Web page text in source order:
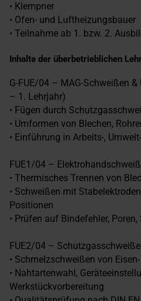
• Klempner
• Ofen- und Luftheizungsbauer
• Teilnahme ab 1. bzw. 2.
Inhalte der überbetrieblichen
G-FUE/04 – MAG-Schweißen
– 1. Lehrjahr)
• Fügen durch
• Umformen von Blechen,
• Einführung in Arbeits-,
FUE1/04 –
• Thermisches Trennen von
• Schweißen mit
Positionen
• Prüfen auf Bindefehler,
FUE2/04 –
• Schmelzschweißen von
• Nahtartenwahl,
Werkstückvorbereitung